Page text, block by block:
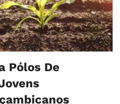
Pólos De